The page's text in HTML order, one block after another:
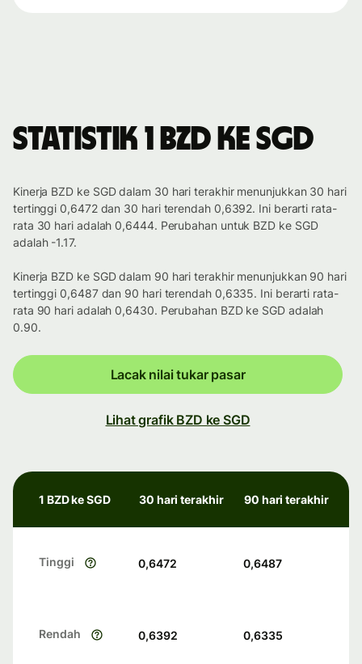
Statistik 1 BZD ke SGD
Kinerja BZD ke SGD dalam 30 hari terakhir menunjukkan 30 hari
tertinggi 0,6472 dan 30 hari terendah 0,6392. Ini berarti rata-
rata 30 hari adalah 0,6444. Perubahan untuk BZD ke SGD
adalah -1.17.
Kinerja BZD ke SGD dalam 90 hari terakhir menunjukkan 90 hari
tertinggi 0,6487 dan 90 hari terendah 0,6335. Ini berarti rata-
rata 90 hari adalah 0,6430. Perubahan BZD ke SGD adalah
0.90.
Lacak nilai tukar pasar
Lihat grafik BZD ke SGD
1 BZD ke SGD 30 hari terakhir 90 hari terakhir
Tinggi 0,6472 0,6487
Rendah 0,6392 0,6335